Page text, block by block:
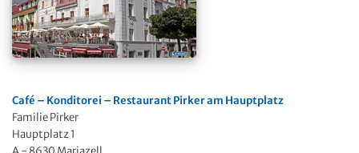
Café – Konditorei – Restaurant Pirker am Hauptplatz
Familie Pirker
Hauptplatz 1